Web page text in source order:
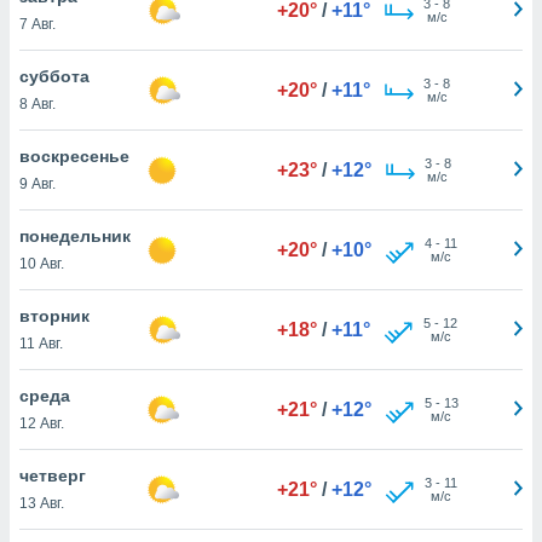
действия
на веб-
основе.
нашей
cookie
в
нашего
7 Авг.
+20° / +11° 3 -8
м/с
суббота
8 Авг.
+20° / +11° 3 -8
м/с
воскресенье
9 Авг.
+23° / +12° 3- 8
м/с
понедельник
10 Авг.
+20° / +10° 4- 11
м/с
вторник
11 Авг.
+18° / +11° 5 - 12
м/с
среда
12 Авг.
+21° / +12° 5- 13
м/с
четверг
13 Авг.
+21° / +12° 3- 11
м/с